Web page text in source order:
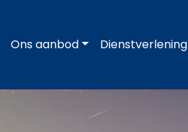
Ons aanbod Dienstverlening